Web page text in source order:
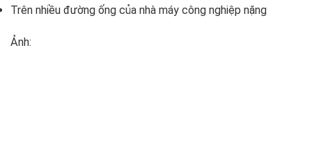
Trên nhiều đường ống của nhà máy công nghiệp nặng
Ảnh: